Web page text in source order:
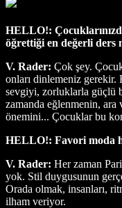
HELLO!:
öğrettiği en değerli ders
V. Rader: Çok şey.
onları dinlemeniz gerekir.
sevgiyi, zorluklarla güçlü
zamanda eğlenmenin, ara
önemini... Çocuklar bu
HELLO!: Favori moda
V. Rader: Her zaman
yok. Stil duygusunun
Orada olmak, insanları,
ilham veriyor.